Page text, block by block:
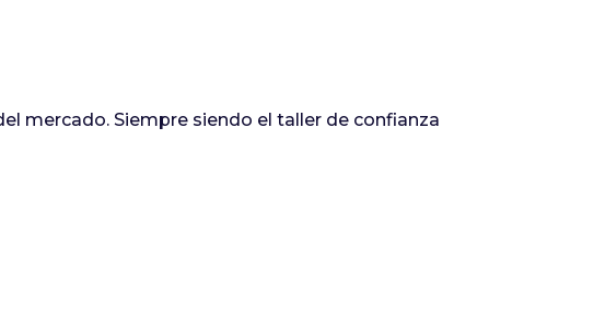
mercado. Siempre siendo el taller de confianza